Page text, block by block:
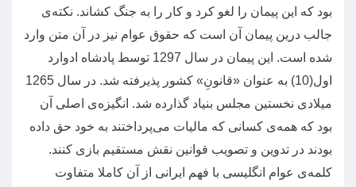
بود که این پیمان را لغو کرد و کار را به جنگ کشاند. نکته‌ی
جالب درین پیمان آن است که حقوق عوام نیز در آن متن وارد
شده است. این پیمان در سال 1297 توسط پادشاه ادوارد
اول(10) به عنوان «قانونِ» کشور پذیرفته شد. در سال 1265
میلادی نخستین مجلس بنیاد گذارده شد. انگیزه‌ی اصلی آن
بود که همه‌ی کسانی که مالیات می‌پرداختند به خود حق داده
بودند در تدوین و تصویب قوانین نقش مستقیم بازی کنند.
کلمه‌ی عوام انگلیسی با فهم ایرانی از آن کاملا متفاوت